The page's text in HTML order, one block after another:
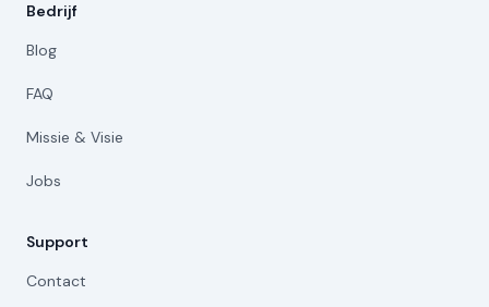
Bedrijf
Blog
FAQ
Missie & Visie
Jobs
Support
Contact